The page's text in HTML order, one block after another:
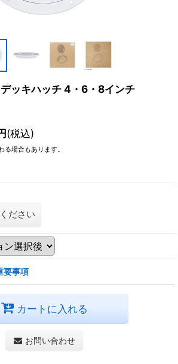
ッキハッチ 4・6・8インチ
(税込)
る場合もあります。
ださい
要事項
カートに入れる
お問い合わせ